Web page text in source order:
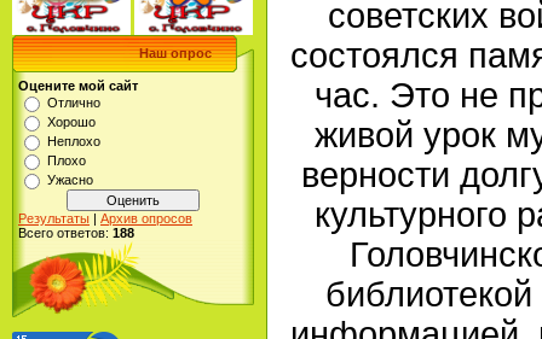
Наш опрос
Оцените мой сайт
Отлично
Хорошо
Неплохо
Плохо
Ужасно
Результаты | Архив опросов
Всего ответов: 188
советских
состоялся
час. Это не
живой урок
верности
культурного